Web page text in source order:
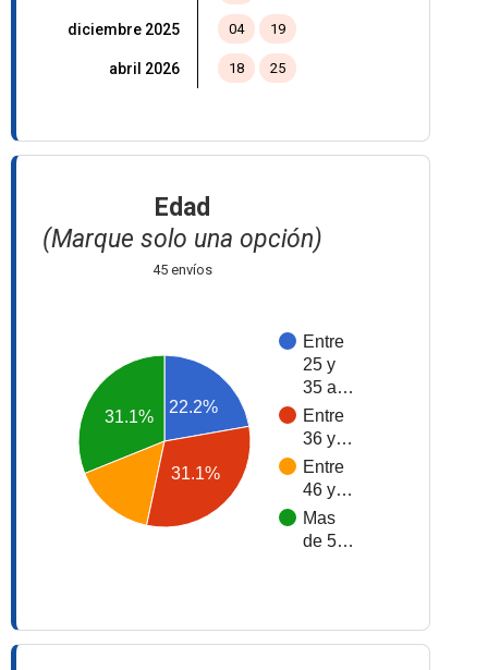
diciembre 2025 04 19
abril 2026 18 25
Edad
(Marque solo una opción)
45 envíos
Entre
25 y
35 a…
Entre
36 y…
Entre
46 y…
Mas
de 5…
22.2%
31.1%
31.1%